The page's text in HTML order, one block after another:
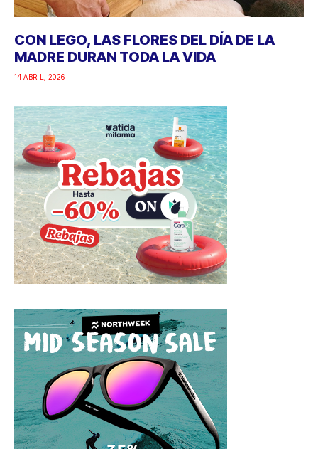
CON LEGO, LAS FLORES DEL DÍA DE LA
MADRE DURAN TODA LA VIDA
14 ABRIL, 2026